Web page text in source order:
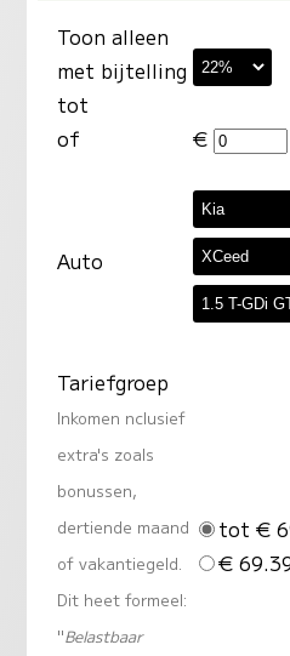
Toon alleen
met bijtelling
tot
of
€
Auto
Tariefgroep
Inkomen nclusief
extra's zoals
bonussen,
dertiende maand
of vakantiegeld.
Dit heet formeel:
"Belastbaar
tot €
€